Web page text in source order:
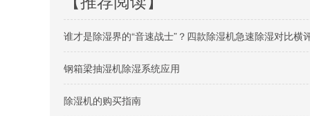
谁才是除湿界的“音速战士”？四款除湿机急速除湿对比横
钢箱梁抽湿机除湿系统应用
除湿机的购买指南